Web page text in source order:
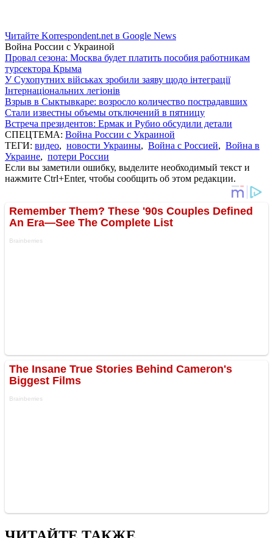
Читайте Korrespondent.net в Google News
Война России с Украиной
Провал сезона: Москва будет платить пособия работникам
турсектора Крыма
У Сухопутних військах зробили заяву щодо інтеграції
Інтернаціональних легіонів
Взрыв в Сыктывкаре: возросло количество пострадавших
Стали известны объемы отключений в пятницу
Встреча президентов: Ермак и Рубио обсудили детали
СПЕЦТЕМА: Война России с Украиной
ТЕГИ: видео, новости Украины, Война с Россией, Война в
Украине, потери России
Если вы заметили ошибку, выделите необходимый текст и
нажмите Ctrl+Enter, чтобы сообщить об этом редакции.